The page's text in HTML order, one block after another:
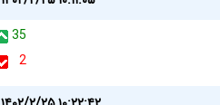
35
2